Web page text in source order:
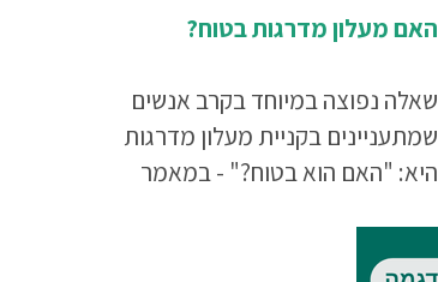
האם מעלון מדרגות בטוח?
שאלה נפוצה במיוחד בקרב אנשים
שמתעניינים בקניית מעלון מדרגות
היא: "האם הוא בטוח?" - במאמר